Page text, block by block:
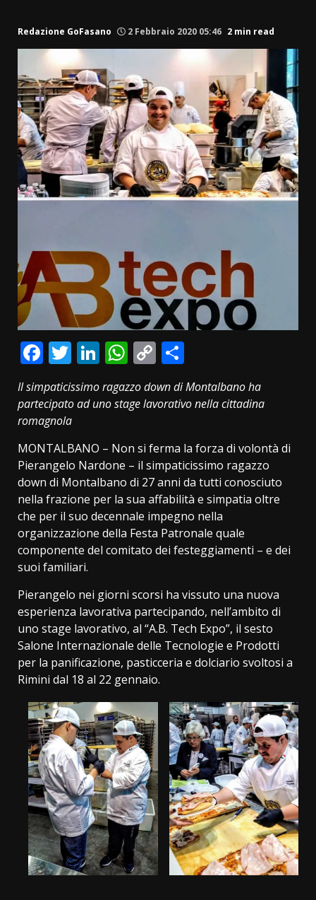
Redazione GoFasano 2 Febbraio 2020 05:46 2 min read
Facebook
Twitter
LinkedIn
WhatsApp
Copy
Link
Il simpaticissimo ragazzo down di Montalbano ha
partecipato ad uno stage lavorativo nella cittadina
romagnola
MONTALBANO – Non si ferma la forza di volontà di
Pierangelo Nardone – il simpaticissimo ragazzo
down di Montalbano di 27 anni da tutti conosciuto
nella frazione per la sua affabilità e simpatia oltre
che per il suo decennale impegno nella
organizzazione della Festa Patronale quale
componente del comitato dei festeggiamenti – e dei
suoi familiari.
Pierangelo nei giorni scorsi ha vissuto una nuova
esperienza lavorativa partecipando, nell’ambito di
uno stage lavorativo, al “A.B. Tech Expo”, il sesto
Salone Internazionale delle Tecnologie e Prodotti
per la panificazione, pasticceria e dolciario svoltosi a
Rimini dal 18 al 22 gennaio.